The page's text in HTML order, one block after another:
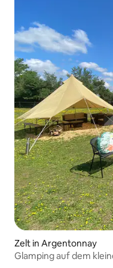
Zelt in Argentonnay
Glamping auf dem